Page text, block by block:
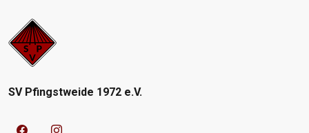
SV Pfingstweide 1972 e.V.